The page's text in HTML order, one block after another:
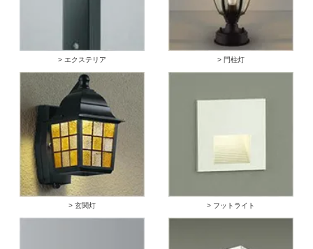
> エクステリア > 門柱灯
> 玄関灯 > フットライト